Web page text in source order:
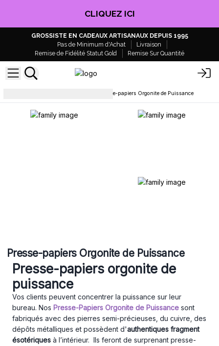
CLIQUEZ ICI
GROSSISTE EN CADEAUX ARTISANAUX DEPUIS 1995
Pas de Minimum d'Achat
Livraison
Remise de Fidélité Statut Gold
Remise Sur Quantité
Presse-papiers Orgonite de Puissance
Presse-papiers Orgonite de Puissance
Presse-papiers orgonite de
puissance
Vos clients peuvent concentrer la puissance sur leur
bureau. Nos Presse-Papiers Orgonite de Puissancesont
fabriqués avec des pierres semi-précieuses, du cuivre, des
dépôts métalliques et possèdent d'authentiques fragment
ésotériquesà l’intérieur. Ils feront de surprenant presse-